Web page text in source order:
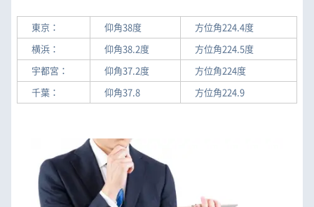
東京： 仰角38度
方位角224.4度
横浜：
仰角38.2度
方位角224.5度
宇都宮：
仰角37.2度
方位角224度
千葉：
仰角37.8 方位角224.9